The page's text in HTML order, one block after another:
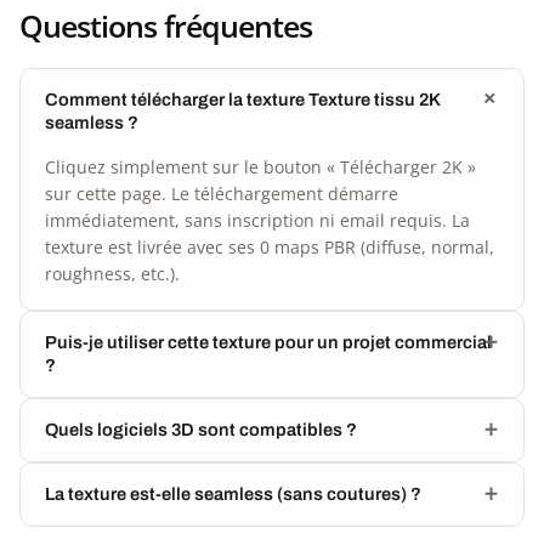
Questions fréquentes
Comment télécharger la texture Texture tissu 2K
seamless ?
Cliquez simplement sur le bouton « Télécharger 2K »
sur cette page. Le téléchargement démarre
immédiatement, sans inscription ni email requis. La
texture est livrée avec ses 0 maps PBR (diffuse, normal,
roughness, etc.).
Puis-je utiliser cette texture pour un projet commercial
?
Quels logiciels 3D sont compatibles ?
La texture est-elle seamless (sans coutures) ?